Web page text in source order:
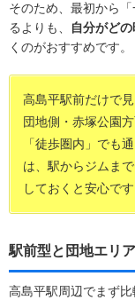
そのため、最初から
るよりも、
自分がど
くのがおすすめです。
高島平駅前だけで
団地側・赤塚公園
「徒歩圏内」でも
は、駅からジムまで
しておくと安心です
駅前型と団地エリ
高島平駅周辺でまず